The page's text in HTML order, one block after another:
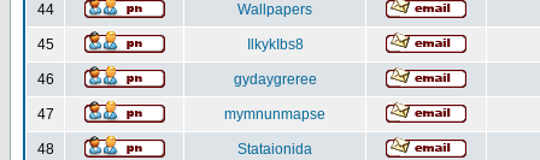
44 Wallpapers
45 IlkykIbs8
46 gydaygreree
47 mymnunmapse
48 Stataionida